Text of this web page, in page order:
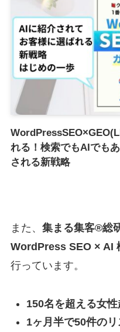
れる！検索でもAIでも
される新戦略
また、 集まる集客®総
WordPress SEO × AI
行っています。
150名を超える女
1ヶ月半で50件の